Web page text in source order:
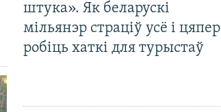
штука». Як беларускі
мільянэр страціў усё і цяпер
робіць хаткі для турыстаў